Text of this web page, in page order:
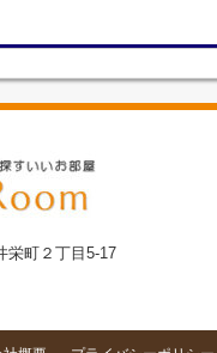
栄町２丁目5-17